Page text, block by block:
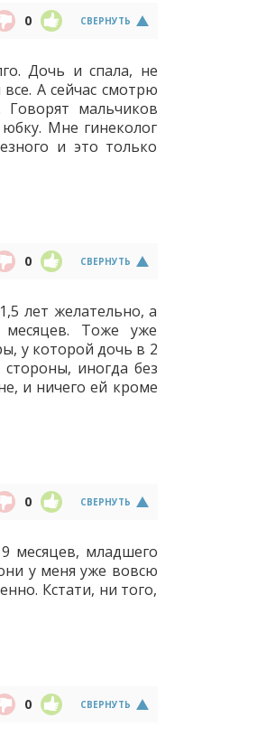
СВЕРНУТЬ
0
Дочь и спала, не
А сейчас смотрю
мальчиков
Мне гинеколог
и это только
СВЕРНУТЬ
0
лет желательно, а
Тоже уже
у которой дочь в 2
иногда без
и ничего ей кроме
СВЕРНУТЬ
0
месяцев, младшего
у меня уже вовсю
Кстати, ни того,
СВЕРНУТЬ
0